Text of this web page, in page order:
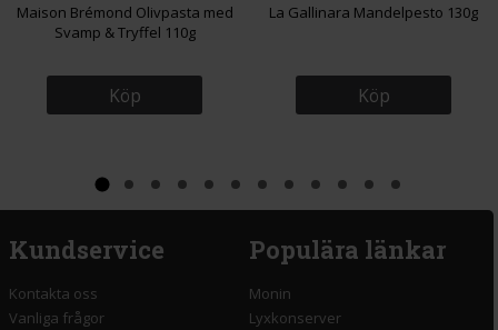
Maison Brémond Olivpasta med
Svamp & Tryffel 110g
Köp
La Gallinara Mandelpesto 130g
Köp
Kundservice
Kontakta oss
Vanliga frågor
Populära länkar
Monin
Lyxkonserver